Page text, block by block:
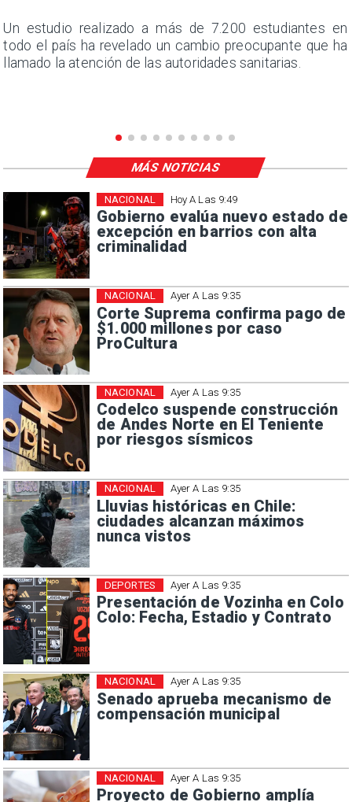
Un estudio realizado a más de 7.200 estudiantes en
todo el país ha revelado un cambio preocupante que ha
llamado la atención de las autoridades sanitarias.
Hoy A Las 9:49
Gobierno evalúa nuevo estado de
excepción en barrios con alta
criminalidad
NACIONAL
Ayer A Las 9:35
Corte Suprema confirma pago de
$1.000 millones por caso
ProCultura
NACIONAL
Ayer A Las 9:35
Codelco suspende construcción
de Andes Norte en El Teniente
por riesgos sísmicos
NACIONAL
Ayer A Las 9:35
Lluvias históricas en Chile:
ciudades alcanzan máximos
nunca vistos
NACIONAL
Ayer A Las 9:35
Presentación de Vozinha en Colo
Colo: Fecha, Estadio y Contrato
DEPORTES
Ayer A Las 9:35
Senado aprueba mecanismo de
compensación municipal
NACIONAL
Ayer A Las 9:35
Proyecto de Gobierno amplía
NACIONAL
MÁS NOTICIAS